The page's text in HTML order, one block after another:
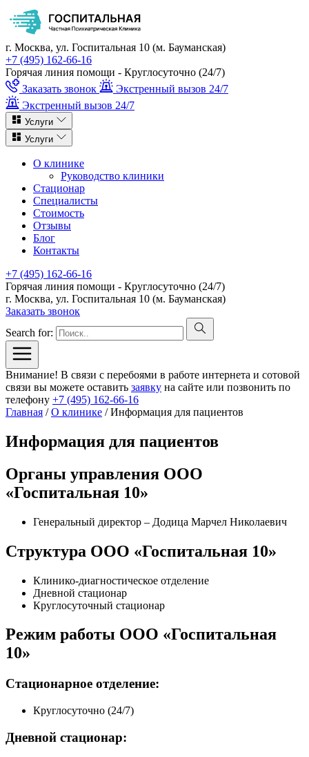
г. Москва, ул. Госпитальная 10 (м. Бауманская)
+7 (495) 162-66-16
Горячая линия помощи - Круглосуточно (24/7)
Заказать звонок
Экстренный вызов 24/7
Экстренный вызов 24/7
Услуги
Услуги
О клинике
Руководство клиники
Стационар
Специалисты
Стоимость
Отзывы
Блог
Контакты
+7 (495) 162-66-16
Горячая линия помощи - Круглосуточно (24/7)
г. Москва, ул. Госпитальная 10 (м. Бауманская)
Заказать звонок
Search for:
Внимание! В связи с перебоями в работе интернета и сотовой
связи вы можете оставить заявку на сайте или позвонить по
телефону +7 (495) 162-66-16
Главная /О клинике /Информация для пациентов
Информация для пациентов
Органы управления ООО
«Госпитальная 10»
Генеральный директор – Додица Марчел Николаевич
Структура ООО «Госпитальная 10»
Клинико-диагностическое отделение
Дневной стационар
Круглосуточный стационар
Режим работы ООО «Госпитальная
10»
Стационарное отделение:
Круглосуточно (24/7)
Дневной стационар: